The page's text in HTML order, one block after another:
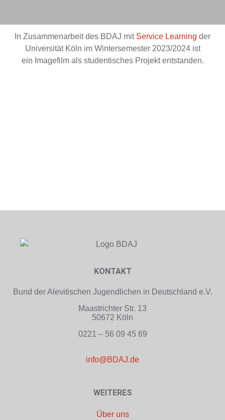
In Zusammenarbeit des BDAJ mit Service Learning der
Universität Köln im Wintersemester 2023/2024 ist
ein Imagefilm als studentisches Projekt entstanden.
KONTAKT
Bund der Alevitischen Jugendlichen in Deutschland e.V.
Maastrichter Str. 13
50672 Köln
0221 – 56 09 45 69
info@BDAJ.de
WEITERES
Über uns